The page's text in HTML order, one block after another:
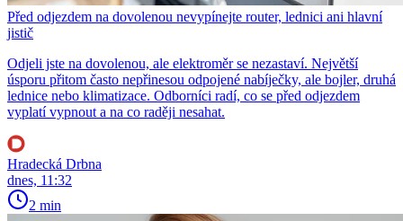
Před odjezdem na dovolenou nevypínejte router, lednici ani hlavní
jistič
Odjeli jste na dovolenou, ale elektroměr se nezastaví. Největší
úsporu přitom často nepřinesou odpojené nabíječky, ale bojler, druhá
lednice nebo klimatizace. Odborníci radí, co se před odjezdem
vyplatí vypnout a na co raději nesahat.
Hradecká Drbna
dnes, 11:32
2 min